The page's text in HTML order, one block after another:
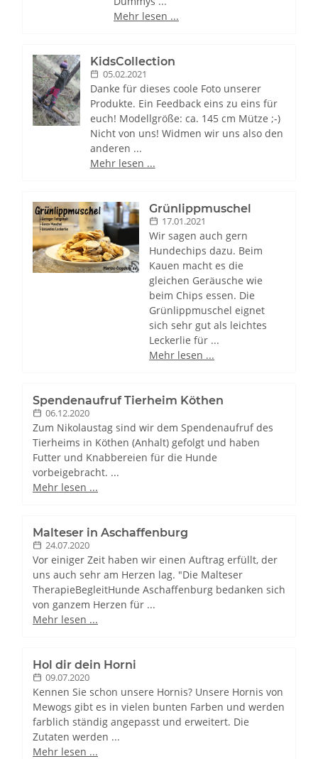
Mehr lesen ...
KidsCollection
05.02.2021
Danke für dieses coole Foto unserer
Produkte. Ein Feedback eins zu eins für
euch! Modellgröße: ca. 145 cm Mütze ;-)
Nicht von uns! Widmen wir uns also den
anderen ...
Mehr lesen ...
Grünlippmuschel
17.01.2021
Wir sagen auch gern
Hundechips dazu. Beim
Kauen macht es die
gleichen Geräusche wie
beim Chips essen. Die
Grünlippmuschel eignet
sich sehr gut als leichtes
Leckerlie für ...
Mehr lesen ...
Spendenaufruf Tierheim Köthen
06.12.2020
Zum Nikolaustag sind wir dem Spendenaufruf des
Tierheims in Köthen (Anhalt) gefolgt und haben
Futter und Knabbereien für die Hunde
vorbeigebracht. ...
Mehr lesen ...
Malteser in Aschaffenburg
24.07.2020
Vor einiger Zeit haben wir einen Auftrag erfüllt, der
uns auch sehr am Herzen lag. "Die Malteser
TherapieBegleitHunde Aschaffenburg bedanken sich
von ganzem Herzen für ...
Mehr lesen ...
Hol dir dein Horni
09.07.2020
Kennen Sie schon unsere Hornis? Unsere Hornis von
Mewogs gibt es in vielen bunten Farben und werden
farblich ständig angepasst und erweitert. Die
Zutaten werden ...
Mehr lesen ...